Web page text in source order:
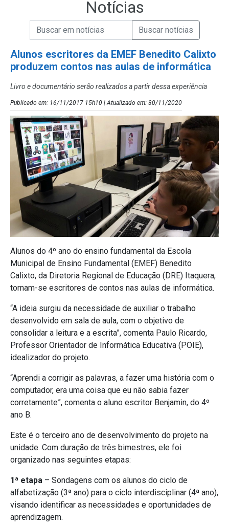
Notícias
Campo de Busca de Notícias
Campo de Busca de informaçõesEnviar a Busca de Notícias
Alunos escritores da EMEF Benedito Calixto
produzem contos nas aulas de informática
Livro e documentário serão realizados a partir dessa experiência
Publicado em: 16/11/2017 15h10 | Atualizado em: 30/11/2020
Alunos do 4º ano do ensino fundamental da Escola
Municipal de Ensino Fundamental (EMEF) Benedito
Calixto, da Diretoria Regional de Educação (DRE) Itaquera,
tornam-se escritores de contos nas aulas de informática.
“A ideia surgiu da necessidade de auxiliar o trabalho
desenvolvido em sala de aula, com o objetivo de
consolidar a leitura e a escrita”, comenta Paulo Ricardo,
Professor Orientador de Informática Educativa (POIE),
idealizador do projeto.
“Aprendi a corrigir as palavras, a fazer uma história com o
computador, era uma coisa que eu não sabia fazer
corretamente”, comenta o aluno escritor Benjamin, do 4º
ano B.
Este é o terceiro ano de desenvolvimento do projeto na
unidade. Com duração de três bimestres, ele foi
organizado nas seguintes etapas:
1ª etapa – Sondagens com os alunos do ciclo de
alfabetização (3ª ano) para o ciclo interdisciplinar (4ª ano),
visando identificar as necessidades e oportunidades de
aprendizagem.